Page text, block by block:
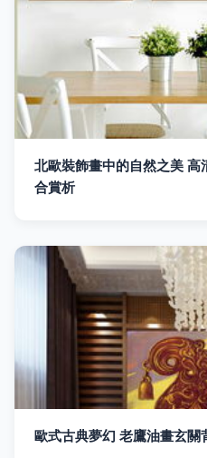
北歐裝飾畫中的自然之美 高
合賞析
歐式古典夢幻 老鷹油畫玄關